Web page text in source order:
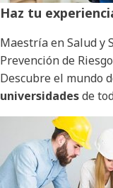
Haz tu
Maestría en Salud y
Prevención de
Descubre el mundo
universidadesde